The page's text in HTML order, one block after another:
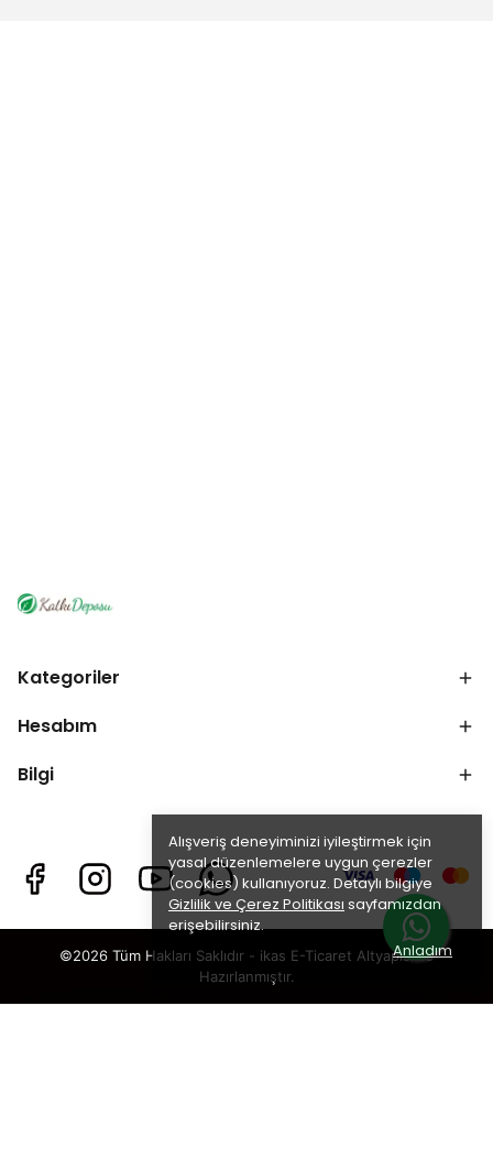
Alışveriş deneyiminizi iyileştirmek için
yasal düzenlemelere uygun çerezler
(cookies) kullanıyoruz. Detaylı bilgiye
Gizlilik ve Çerez Politikası sayfamızdan
erişebilirsiniz.
Anladım
Kategoriler
Hesabım
Bilgi
©2026 Tüm Hakları Saklıdır - ikas E-Ticaret Altyapısı ile
Hazırlanmıştır.